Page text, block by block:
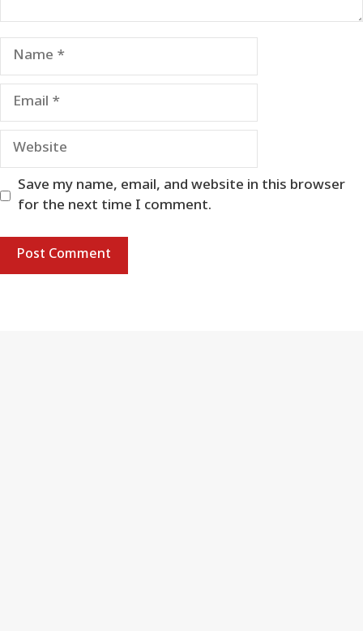
Name
Email
Website
Save my name, email, and website in this browser
for the next time I comment.